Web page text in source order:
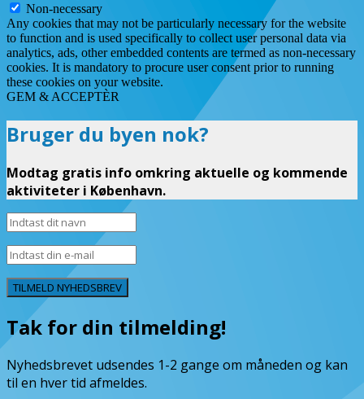
Non-necessary
Any cookies that may not be particularly necessary for the website
to function and is used specifically to collect user personal data via
analytics, ads, other embedded contents are termed as non-necessary
cookies. It is mandatory to procure user consent prior to running
these cookies on your website.
GEM & ACCEPTÈR
Bruger du byen nok?
Modtag gratis info omkring aktuelle og kommende
aktiviteter i København.
TILMELD NYHEDSBREV
Tak for din tilmelding!
Nyhedsbrevet udsendes 1-2 gange om måneden og kan
til en hver tid afmeldes.